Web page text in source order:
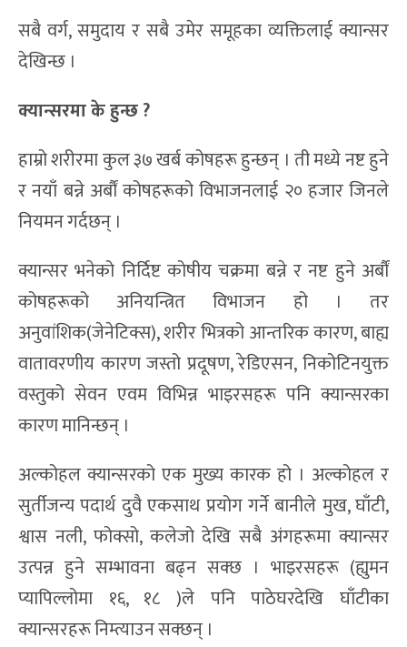
सबै वर्ग, समुदाय र सबै उमेर समूहका व्यक्तिलाई क्यान्सर
देखिन्छ ।
क्यान्सरमा के हुन्छ ?
हाम्रो शरीरमा कुल ३७ खर्ब कोषहरू हुन्छन् । ती मध्ये नष्ट हुने
र नयाँ बन्ने अर्बौं कोषहरूको विभाजनलाई २० हजार जिनले
नियमन गर्दछन् ।
क्यान्सर भनेको निर्दिष्ट कोषीय चक्रमा बन्ने र नष्ट हुने अर्बौं
कोषहरूको अनियन्त्रित विभाजन हो । तर
अनुवांशिक(जेनेटिक्स), शरीर भित्रको आन्तरिक कारण, बाह्य
वातावरणीय कारण जस्तो प्रदूषण, रेडिएसन, निकोटिनयुक्त
वस्तुको सेवन एवम विभिन्न भाइरसहरू पनि क्यान्सरका
कारण मानिन्छन् ।
अल्कोहल क्यान्सरको एक मुख्य कारक हो । अल्कोहल र
सुर्तीजन्य पदार्थ दुवै एकसाथ प्रयोग गर्ने बानीले मुख, घाँटी,
श्वास नली, फोक्सो, कलेजो देखि सबै अंगहरूमा क्यान्सर
उत्पन्न हुने सम्भावना बढ्न सक्छ । भाइरसहरू (ह्युमन
प्यापिल्लोमा १६, १८ )ले पनि पाठेघरदेखि घाँटीका
क्यान्सरहरू निम्त्याउन सक्छन् ।